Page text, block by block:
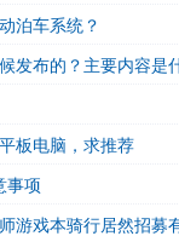
泊车系统？
发布的？主要内容是
板电脑，求推荐
事项
游戏本骑行居然招募